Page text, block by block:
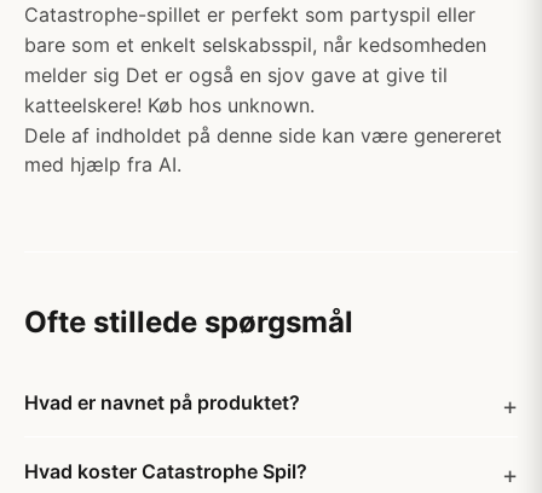
Catastrophe-spillet er perfekt som partyspil eller
bare som et enkelt selskabsspil, når kedsomheden
melder sig Det er også en sjov gave at give til
katteelskere! Køb hos unknown.
Dele af indholdet på denne side kan være genereret
med hjælp fra AI.
Ofte stillede spørgsmål
Hvad er navnet på produktet?
Hvad koster Catastrophe Spil?